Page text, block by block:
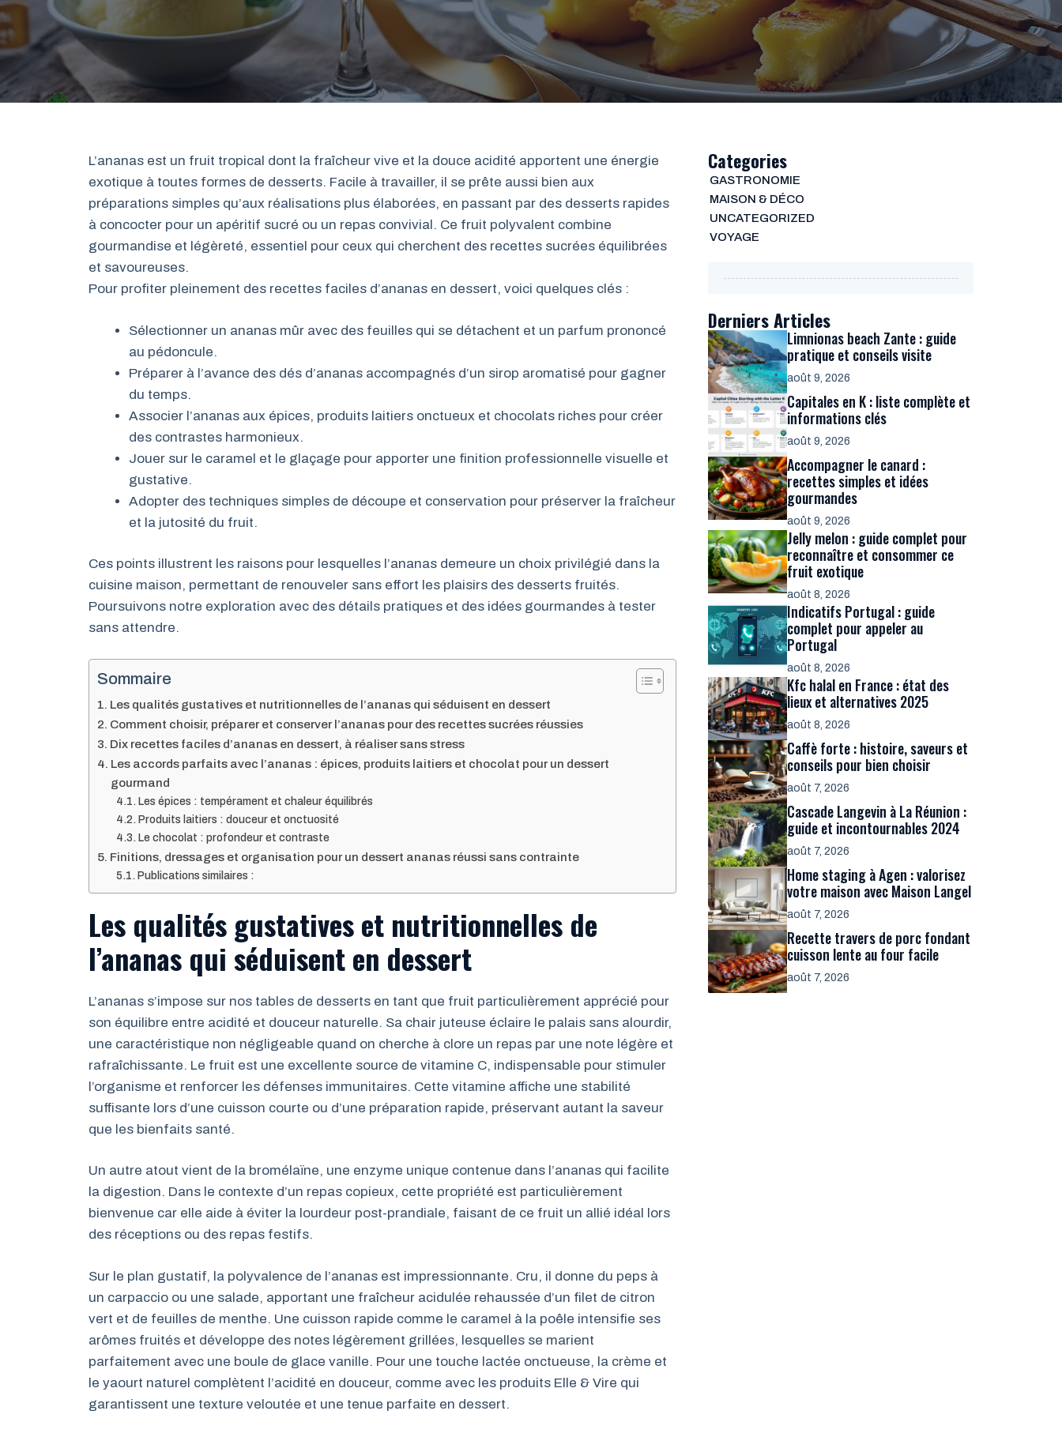
L’ananas est un fruit tropical dont la fraîcheur vive et la douce acidité apportent une énergie
exotique à toutes formes de desserts. Facile à travailler, il se prête aussi bien aux
préparations simples qu’aux réalisations plus élaborées, en passant par des desserts rapides
à concocter pour un apéritif sucré ou un repas convivial. Ce fruit polyvalent combine
gourmandise et légèreté, essentiel pour ceux qui cherchent des recettes sucrées équilibrées
et savoureuses.
Pour profiter pleinement des recettes faciles d’ananas en dessert, voici quelques clés :
Sélectionner un ananas mûr avec des feuilles qui se détachent et un parfum prononcé
au pédoncule.
Préparer à l’avance des dés d’ananas accompagnés d’un sirop aromatisé pour gagner
du temps.
Associer l’ananas aux épices, produits laitiers onctueux et chocolats riches pour créer
des contrastes harmonieux.
Jouer sur le caramel et le glaçage pour apporter une finition professionnelle visuelle et
gustative.
Adopter des techniques simples de découpe et conservation pour préserver la fraîcheur
et la jutosité du fruit.
Ces points illustrent les raisons pour lesquelles l’ananas demeure un choix privilégié dans la
cuisine maison, permettant de renouveler sans effort les plaisirs des desserts fruités.
Poursuivons notre exploration avec des détails pratiques et des idées gourmandes à tester
sans attendre.
Sommaire
Les qualités gustatives et nutritionnelles de l’ananas qui séduisent en dessert
Comment choisir, préparer et conserver l’ananas pour des recettes sucrées réussies
Dix recettes faciles d’ananas en dessert, à réaliser sans stress
Les accords parfaits avec l’ananas : épices, produits laitiers et chocolat pour un dessert
gourmand
Les épices : tempérament et chaleur équilibrés
Produits laitiers : douceur et onctuosité
Le chocolat : profondeur et contraste
Finitions, dressages et organisation pour un dessert ananas réussi sans contrainte
Publications similaires :
Les qualités gustatives et nutritionnelles de
l’ananas qui séduisent en dessert
L’ananas s’impose sur nos tables de desserts en tant que fruit particulièrement apprécié pour
son équilibre entre acidité et douceur naturelle. Sa chair juteuse éclaire le palais sans alourdir,
une caractéristique non négligeable quand on cherche à clore un repas par une note légère et
rafraîchissante. Le fruit est une excellente source de vitamine C, indispensable pour stimuler
l’organisme et renforcer les défenses immunitaires. Cette vitamine affiche une stabilité
suffisante lors d’une cuisson courte ou d’une préparation rapide, préservant autant la saveur
que les bienfaits santé.
Un autre atout vient de la bromélaïne, une enzyme unique contenue dans l’ananas qui facilite
la digestion. Dans le contexte d’un repas copieux, cette propriété est particulièrement
bienvenue car elle aide à éviter la lourdeur post-prandiale, faisant de ce fruit un allié idéal lors
des réceptions ou des repas festifs.
Sur le plan gustatif, la polyvalence de l’ananas est impressionnante. Cru, il donne du peps à
un carpaccio ou une salade, apportant une fraîcheur acidulée rehaussée d’un filet de citron
vert et de feuilles de menthe. Une cuisson rapide comme le caramel à la poêle intensifie ses
arômes fruités et développe des notes légèrement grillées, lesquelles se marient
parfaitement avec une boule de glace vanille. Pour une touche lactée onctueuse, la crème et
le yaourt naturel complètent l’acidité en douceur, comme avec les produits Elle & Vire qui
garantissent une texture veloutée et une tenue parfaite en dessert.
Categories
GASTRONOMIE
MAISON & DÉCO
UNCATEGORIZED
VOYAGE
Derniers Articles
Limnionas beach Zante : guide
pratique et conseils visite
août 9, 2026
Capitales en K : liste complète et
informations clés
août 9, 2026
Accompagner le canard :
recettes simples et idées
gourmandes
août 9, 2026
Jelly melon : guide complet pour
reconnaître et consommer ce
fruit exotique
août 8, 2026
Indicatifs Portugal : guide
complet pour appeler au
Portugal
août 8, 2026
Kfc halal en France : état des
lieux et alternatives 2025
août 8, 2026
Caffè forte : histoire, saveurs et
conseils pour bien choisir
août 7, 2026
Cascade Langevin à La Réunion :
guide et incontournables 2024
août 7, 2026
Home staging à Agen : valorisez
votre maison avec Maison Langel
août 7, 2026
Recette travers de porc fondant
cuisson lente au four facile
août 7, 2026